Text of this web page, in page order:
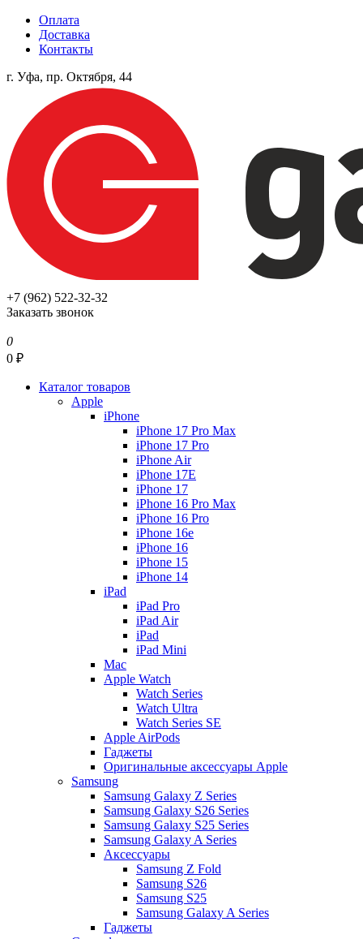
Оплата
Доставка
Контакты
г. Уфа, пр. Октября, 44
+7 (962) 522-32-32
Заказать звонок
0
0 ₽
Каталог товаров
Apple
iPhone
iPhone 17 Pro Max
iPhone 17 Pro
iPhone Air
iPhone 17E
iPhone 17
iPhone 16 Pro Max
iPhone 16 Pro
iPhone 16e
iPhone 16
iPhone 15
iPhone 14
iPad
iPad Pro
iPad Air
iPad
iPad Mini
Mac
Apple Watch
Watch Series
Watch Ultra
Watch Series SE
Apple AirPods
Гаджеты
Оригинальные аксессуары Apple
Samsung
Samsung Galaxy Z Series
Samsung Galaxy S26 Series
Samsung Galaxy S25 Series
Samsung Galaxy A Series
Аксессуары
Samsung Z Fold
Samsung S26
Samsung S25
Samsung Galaxy A Series
Гаджеты